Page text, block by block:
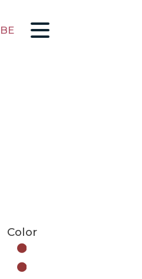
Color